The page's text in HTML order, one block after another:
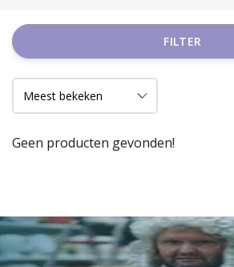
FILTER
Geen producten gevonden!